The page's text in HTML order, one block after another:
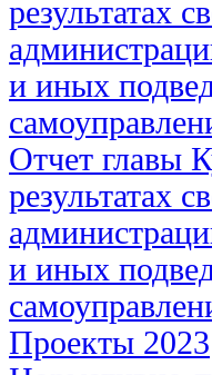
результатах
и иных
Отчет главы
результатах
и иных
Проекты 2023